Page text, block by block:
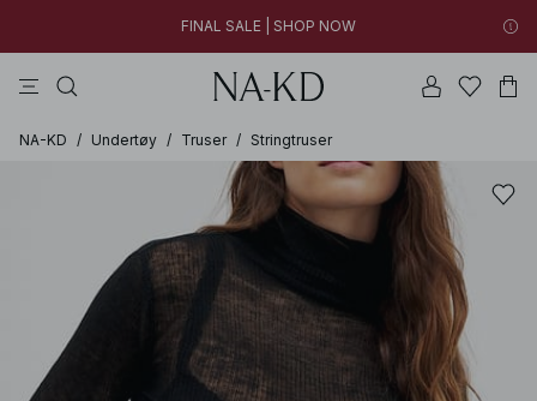
FINAL SALE | SHOP NOW
FINAL SALE | SHOP NOW
New styles added: Find favorites at low prices | SHOP NOW
NA-KD / Undertøy / Truser / Stringtruser